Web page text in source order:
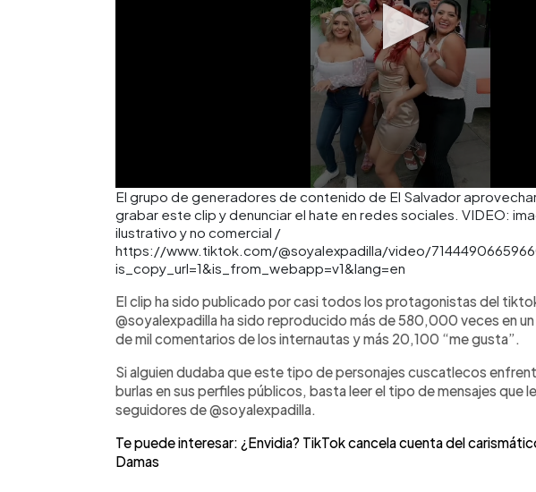
El grupo de generadores de contenido de El Salvador
grabar este clip y denunciar el hate en redes sociales. VIDEO:
ilustrativo y no comercial /
https://www.tiktok.com/@soyalexpadilla/video/
is_copy_url=1&is_from_webapp=v1&lang=en
El clip ha sido publicado por casi todos los protagonistas del
@soyalexpadilla ha sido reproducido más de 580,000 veces en un
de mil comentarios de los internautas y más 20,100 “me gusta”.
Si alguien dudaba que este tipo de personajes cuscatlecos
burlas en sus perfiles públicos, basta leer el tipo de mensajes que
seguidores de @soyalexpadilla.
Te puede interesar: ¿Envidia? TikTok cancela cuenta del
Damas